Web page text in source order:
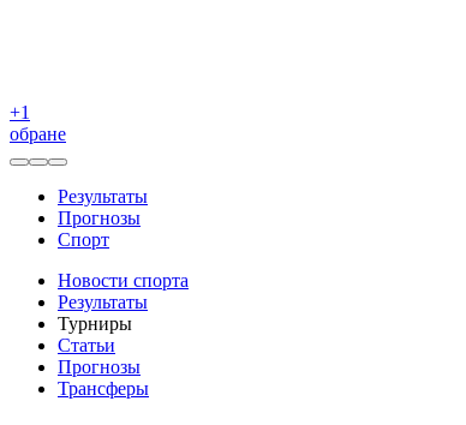
+1
обране
Результаты
Прогнозы
Спорт
Новости спорта
Результаты
Турниры
Статьи
Прогнозы
Трансферы